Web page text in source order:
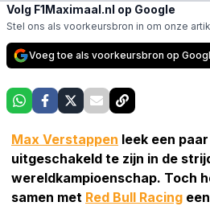
Volg F1Maximaal.nl op Google
Stel ons als voorkeursbron in om onze
Voeg toe als voorkeursbron op
Max Verstappen leek een
uitgeschakeld te zijn in de
wereldkampioenschap. Toch
samen met Red Bull Racing